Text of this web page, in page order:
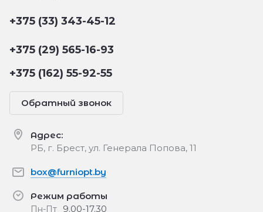
+375 (33) 343-45-12
+375 (29) 565-16-93
+375 (162) 55-92-55
Обратный звонок
Адрес:
РБ, г. Брест, ул. Генерала Попова, 11
box@furniopt.by
Режим работы
Пн-Пт 9.00-17.30